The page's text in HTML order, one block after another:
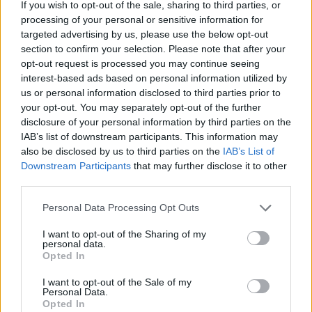
If you wish to opt-out of the sale, sharing to third parties, or
processing of your personal or sensitive information for
targeted advertising by us, please use the below opt-out
section to confirm your selection. Please note that after your
opt-out request is processed you may continue seeing
interest-based ads based on personal information utilized by
us or personal information disclosed to third parties prior to
your opt-out. You may separately opt-out of the further
disclosure of your personal information by third parties on the
IAB’s list of downstream participants. This information may
also be disclosed by us to third parties on the IAB’s List of
Downstream Participants that may further disclose it to other
Personal Data Processing Opt Outs
I want to opt-out of the Sharing of my
personal data.
Opted In
I want to opt-out of the Sale of my
Personal Data.
Opted In
Στη Σαντορίνη, ο Όμιλος επεκτείνει το concept του
Istoria, a Member of Design Hotels, συνδυάζοντας το νέο
Istoria Cliff στο Φηροστεφάνι με το υφιστάμενο Istoria
Beach στον Περίβολο. Το συνολικό σχήμα διαθέτει πλέον
21 σουίτες και βίλες.
Στην Πάρο, τοThe Villas at Parīlioεισέρχεται στην πρώτη
πλήρη σεζόν λειτουργίας του, ενισχύοντας το σκέλος
της ιδιωτικής και υψηλών προδιαγραφών διαμονής στο
portfolio του Ομίλου.
Korona Boutique Hotel (Μάνη):
Απριλίου 2026
Parīlio, a Member of Design Hotels (Πάρος):
1 Μαΐου